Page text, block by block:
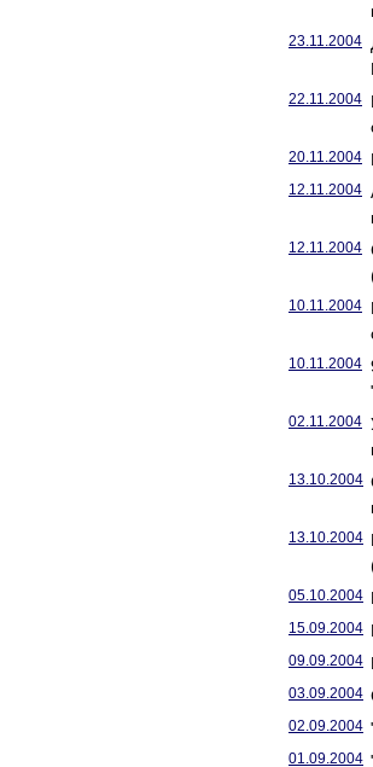
23.11.2004
22.11.2004
20.11.2004
12.11.2004
12.11.2004
10.11.2004
10.11.2004
02.11.2004
13.10.2004
13.10.2004
05.10.2004
15.09.2004
09.09.2004
03.09.2004
02.09.2004
01.09.2004